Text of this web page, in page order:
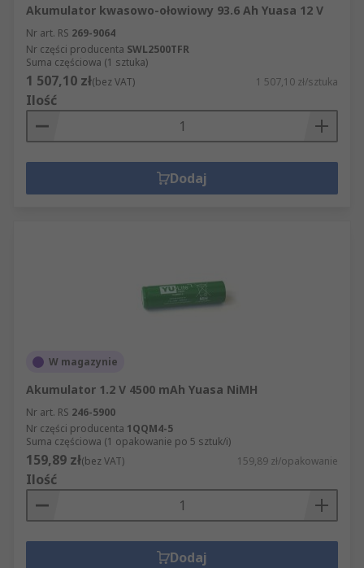
Akumulator kwasowo-ołowiowy 93.6 Ah Yuasa 12 V
Nr art. RS 269-9064
Nr części producenta SWL2500TFR
Suma częściowa (1 sztuka)
1 507,10 zł(bez VAT) 1 507,10 zł/sztuka
Ilość
Dodaj
W magazynie
Akumulator 1.2 V 4500 mAh Yuasa NiMH
Nr art. RS 246-5900
Nr części producenta 1QQM4-5
Suma częściowa (1 opakowanie po 5 sztuk/i)
159,89 zł(bez VAT) 159,89 zł/opakowanie
Ilość
Dodaj